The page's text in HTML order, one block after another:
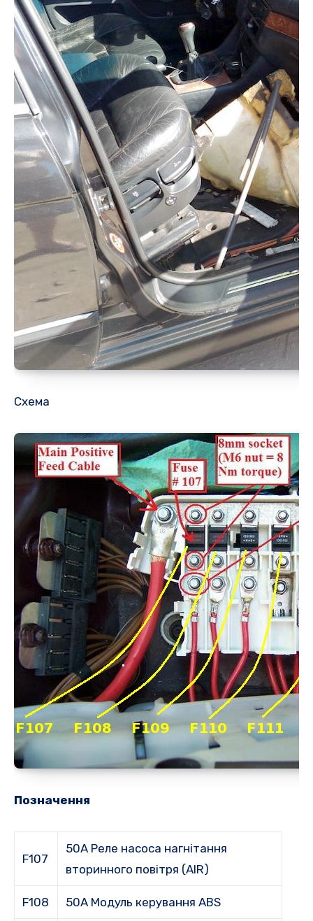
Схема
Позначення
F107
50A Реле насоса нагнітання
вторинного повітря (AIR)
F108 50A Модуль керування ABS